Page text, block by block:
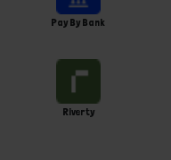
Pay By Bank
Riverty